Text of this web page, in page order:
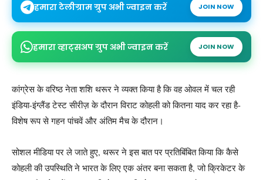
हमारा टेलीग्राम ग्रुप अभी ज्वाइन करें JOIN NOW
हमारा व्हाट्सअप ग्रुप अभी ज्वाइन करें JOIN NOW
कांग्रेस के वरिष्ठ नेता शशि थरूर ने व्यक्त किया है कि वह ओवल में चल रही
इंडिया-इंग्लैंड टेस्ट सीरीज़ के दौरान विराट कोहली को कितना याद कर रहा है-
विशेष रूप से गहन पांचवें और अंतिम मैच के दौरान।
सोशल मीडिया पर ले जाते हुए, थरूर ने इस बात पर प्रतिबिंबित किया कि कैसे
कोहली की उपस्थिति ने भारत के लिए एक अंतर बना सकता है, जो क्रिकेटर के